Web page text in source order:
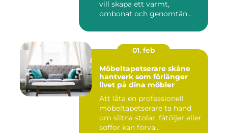
vill skapa ett varmt,
ombonat och genomtän...
01. feb
Möbeltapetserare skåne
hantverk som förlänger
livet på dina möbler
Att låta en professionell
möbeltapetserare ta hand
om slitna stolar, fåtöljer eller
soffor kan förva...